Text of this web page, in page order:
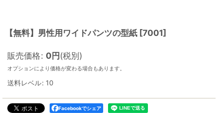
【無料】男性用ワイドパンツの型紙 [7001]
販売価格: 0円(税別)
オプションにより価格が変わる場合もあります。
送料レベル: 10
Facebookでシェア